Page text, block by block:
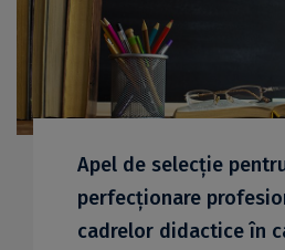
Apel de selecție
perfecționare
cadrelor didactice în